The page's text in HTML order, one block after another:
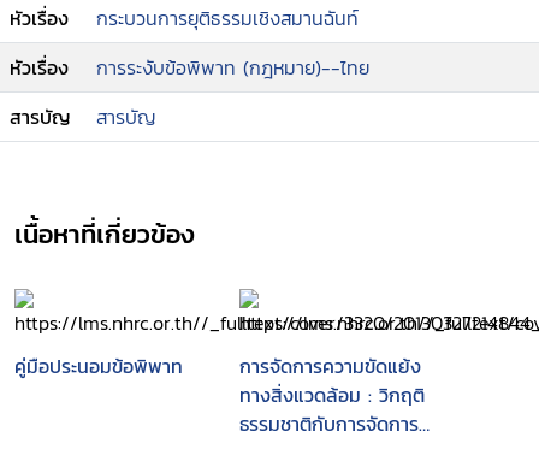
หัวเรื่อง
กระบวนการยุติธรรมเชิงสมานฉันท์
หัวเรื่อง
การระงับข้อพิพาท (กฎหมาย)--ไทย
สารบัญ
สารบัญ
เนื้อหาที่เกี่ยวข้อง
คู่มือประนอมข้อพิพาท
การจัดการความขัดแย้ง
ทางสิ่งแวดล้อม : วิกฤติ
ธรรมชาติกับการจัดการ